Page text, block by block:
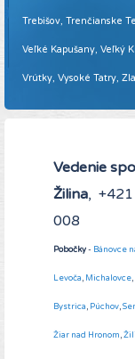
Trebišov, Trenčianske
Veľké Kapušany, Veľký
Vrútky, Vysoké Tatry,
Vedenie
Žilina,
008
Pobočky- Bánovce
Levoča, Michalovce,
Bystrica, Púchov,
Žiar nad Hronom,